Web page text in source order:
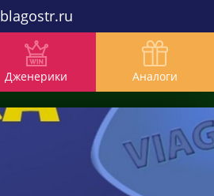
blagostr.ru
Дженерики Аналоги